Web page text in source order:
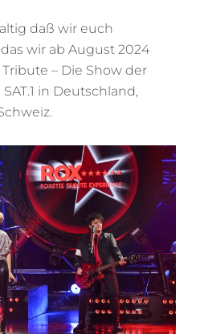
daß wir euch
wir ab August 2024
– Die Show der
in Deutschland,